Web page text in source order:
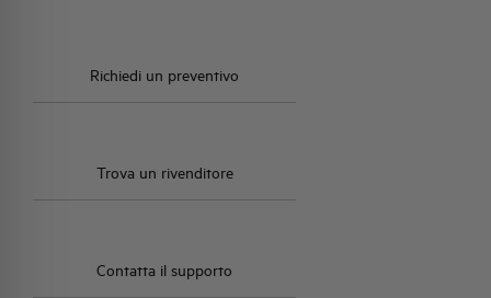
Richiedi un preventivo
Trova un rivenditore
Contatta il supporto